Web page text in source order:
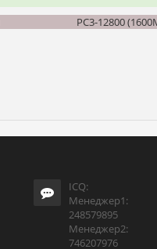
PC3-12800
ICQ:
Менеджер1:
248579895
Менеджер2:
746207976